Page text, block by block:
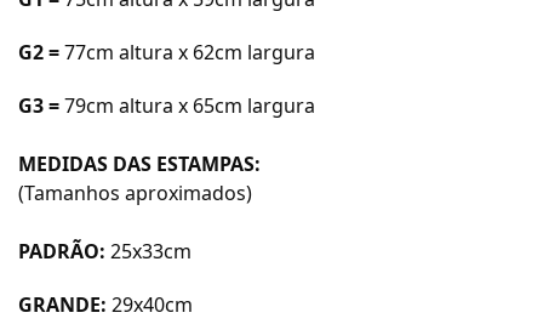
G2 =77cm altura x 62cm largura
G3 =79cm altura x 65cm largura
MEDIDAS DAS ESTAMPAS:
(Tamanhos aproximados)
PADRÃO: 25x33cm
GRANDE: 29x40cm